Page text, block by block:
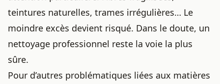
teintures naturelles, trames irrégulières… Le
moindre excès devient risqué. Dans le doute, un
nettoyage professionnel reste la voie la plus
sûre.
Pour d’autres problématiques liées aux matières